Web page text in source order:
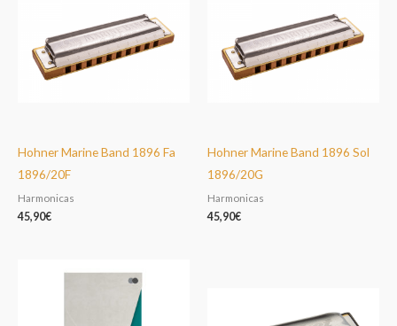
Hohner Marine Band 1896 Fa
1896/20F
Harmonicas
45,90€
Hohner Marine Band 1896 Sol
1896/20G
Harmonicas
45,90€